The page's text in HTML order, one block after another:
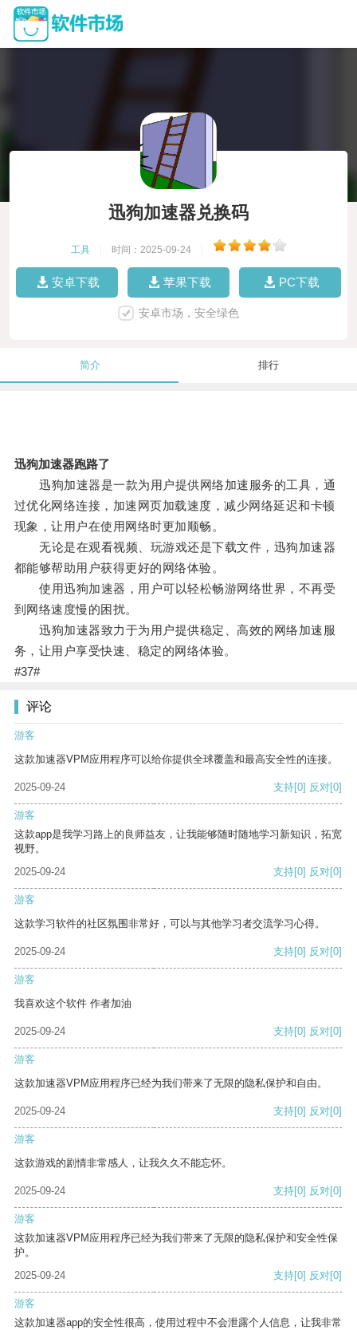
迅狗加速器兑换码
工具 时间：2025-09-24
安卓下载 苹果下载 PC下载
安卓市场，安全绿色
简介 排行
迅狗加速器跑路了
迅狗加速器是一款为用户提供网络加速服务的工具，通
过优化网络连接，加速网页加载速度，减少网络延迟和卡顿
现象，让用户在使用网络时更加顺畅。
无论是在观看视频、玩游戏还是下载文件，迅狗加速器
都能够帮助用户获得更好的网络体验。
使用迅狗加速器，用户可以轻松畅游网络世界，不再受
到网络速度慢的困扰。
迅狗加速器致力于为用户提供稳定、高效的网络加速服
务，让用户享受快速、稳定的网络体验。
#37#
评论
游客
这款加速器VPM应用程序可以给你提供全球覆盖和最高安全性的连接。
2025-09-24 支持[0] 反对[0]
游客
这款app是我学习路上的良师益友，让我能够随时随地学习新知识，拓宽
视野。
2025-09-24
支持[0] 反对[0]
游客
这款学习软件的社区氛围非常好，可以与其他学习者交流学习心得。
2025-09-24 支持[0] 反对[0]
游客
我喜欢这个软件 作者加油
2025-09-24 支持[0] 反对[0]
游客
这款加速器VPM应用程序已经为我们带来了无限的隐私保护和自由。
2025-09-24 支持[0] 反对[0]
游客
这款游戏的剧情非常感人，让我久久不能忘怀。
2025-09-24 支持[0] 反对[0]
游客
这款加速器VPM应用程序已经为我们带来了无限的隐私保护和安全性保
护。
2025-09-24
支持[0] 反对[0]
游客
这款加速器app的安全性很高，使用过程中不会泄露个人信息，让我非常